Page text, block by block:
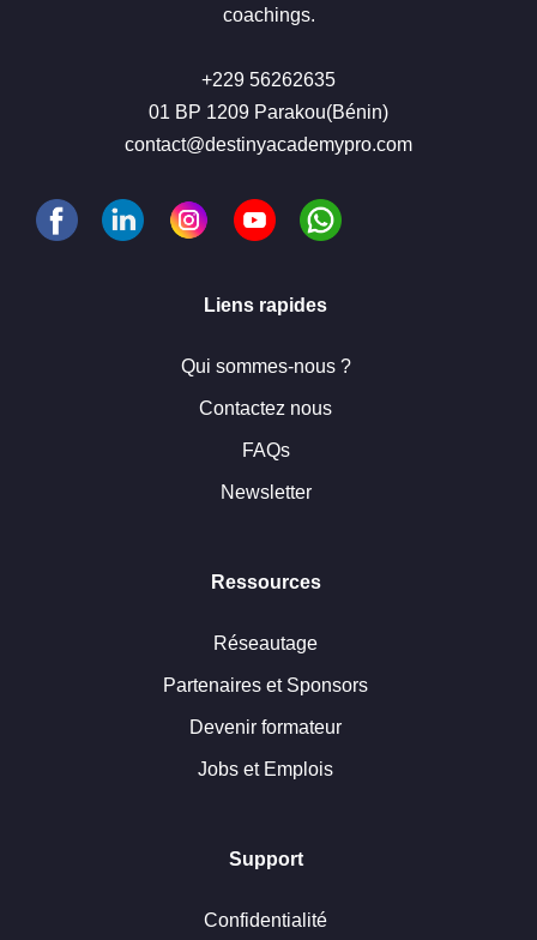
coachings.
+229 56262635
01 BP 1209 Parakou(Bénin)
contact@destinyacademypro.com
Liens rapides
Qui sommes-nous ?
Contactez nous
FAQs
Newsletter
Ressources
Réseautage
Partenaires et Sponsors
Devenir formateur
Jobs et Emplois
Support
Confidentialité